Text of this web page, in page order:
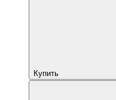
Купить